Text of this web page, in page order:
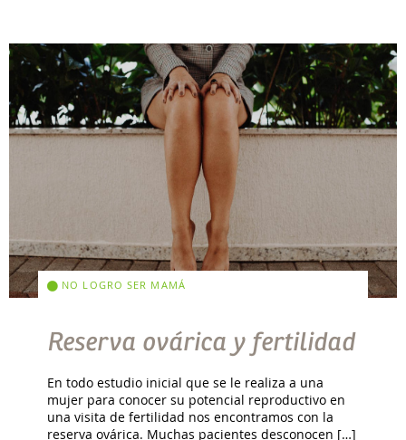
NO LOGRO SER MAMÁ
Reserva ovárica y fertilidad
En todo estudio inicial que se le realiza a una
mujer para conocer su potencial reproductivo en
una visita de fertilidad nos encontramos con la
reserva ovárica. Muchas pacientes desconocen […]